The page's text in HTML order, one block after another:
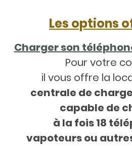
Les options
Charger son
Pour votre
il vous offre la
centrale de
capable de
à la fois 18
vapoteurs ou